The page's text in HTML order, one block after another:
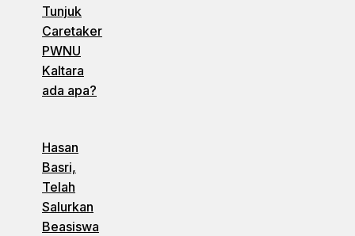
Tunjuk
Caretaker
PWNU
Kaltara
ada apa?
Hasan
Basri,
Telah
Salurkan
Beasiswa